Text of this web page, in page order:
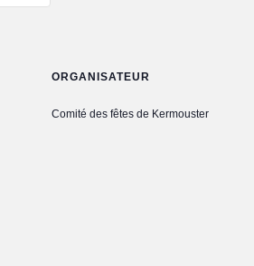
ORGANISATEUR
Comité des fêtes de Kermouster